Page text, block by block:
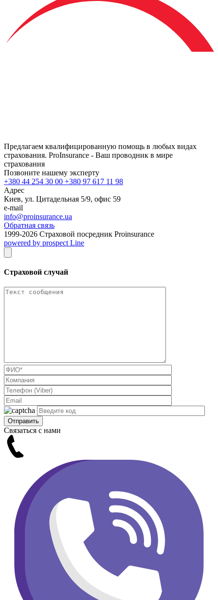
Предлагаем квалифицированную помощь в любых видах
страхования. ProInsurance - Ваш проводник в мире
страхования
Позвоните нашему эксперту
+380 44 254 30 00 +380 97 617 11 98
Адрес
Киев, ул. Цитадельная 5/9, офис 59
e-mail
info@proinsurance.ua
Обратная связь
1999-2026 Страховой посредник Proinsurance
powered by prospect Line
Страховой случай
Связаться с нами